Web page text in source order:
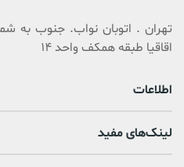
تهران . اتوبان نواب. جنوب به
اقاقیا طبقه همکف واحد 14
اطلاعات
لینک‌های مفید